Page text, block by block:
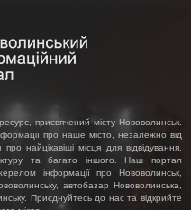
присвячений місту Нововолинськ.
про наше місто, незалежно від
найцікавіші місця для відвідування,
та багато іншого. Наш портал
інформації про Нововолинськ,
автобазар Нововолинська,
Приєднуйтесь до нас та відкрийте